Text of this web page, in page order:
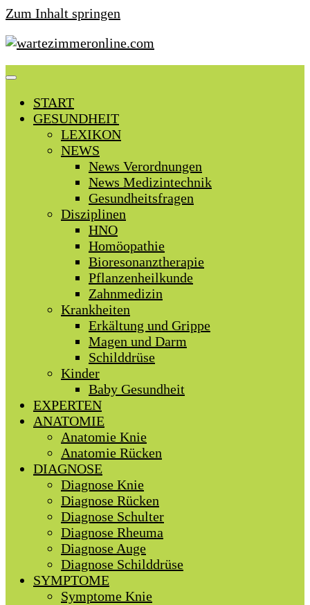
Zum Inhalt springen
START
GESUNDHEIT
LEXIKON
NEWS
News Verordnungen
News Medizintechnik
Gesundheitsfragen
Disziplinen
HNO
Homöopathie
Bioresonanztherapie
Pflanzenheilkunde
Zahnmedizin
Krankheiten
Erkältung und Grippe
Magen und Darm
Schilddrüse
Kinder
Baby Gesundheit
EXPERTEN
ANATOMIE
Anatomie Knie
Anatomie Rücken
DIAGNOSE
Diagnose Knie
Diagnose Rücken
Diagnose Schulter
Diagnose Rheuma
Diagnose Auge
Diagnose Schilddrüse
SYMPTOME
Symptome Knie